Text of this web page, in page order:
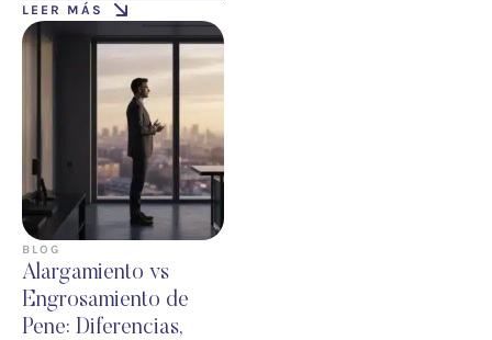
LEER MÁS
BLOG
Alargamiento vs
Engrosamiento de
Pene: Diferencias,